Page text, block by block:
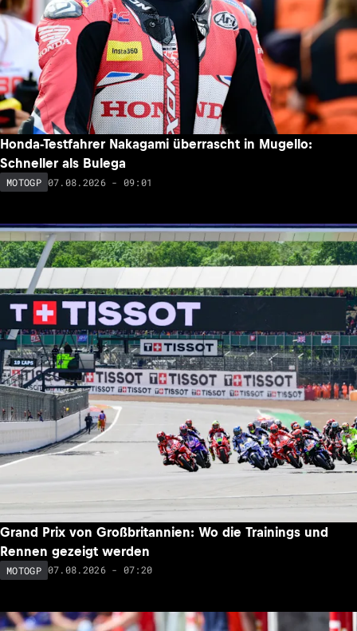
Honda-Testfahrer Nakagami überrascht in Mugello:
Schneller als Bulega
MOTOGP 07.08.2026 - 09:01
Grand Prix von Großbritannien: Wo die Trainings und
Rennen gezeigt werden
MOTOGP 07.08.2026 - 07:20